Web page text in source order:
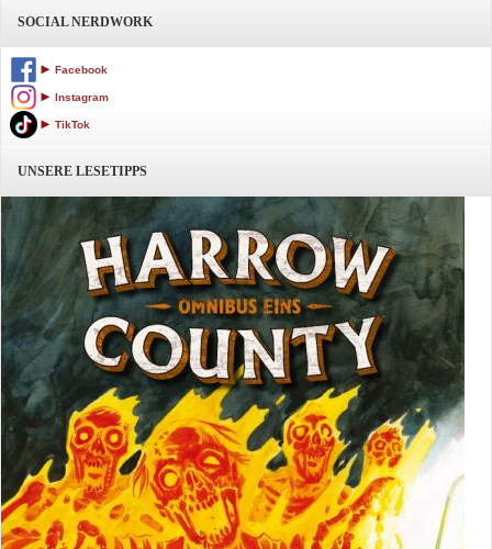
SOCIAL NERDWORK
Facebook
Instagram
TikTok
UNSERE LESETIPPS